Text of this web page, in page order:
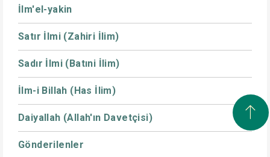
İlm'el-yakin
Satır İlmi (Zahiri İlim)
Sadır İlmi (Batıni İlim)
İlm-i Billah (Has İlim)
Daiyallah (Allah'ın Davetçisi)
Gönderilenler